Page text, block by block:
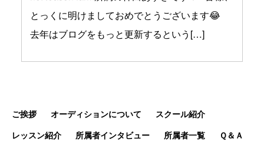
とっくに明けましておめでとうございます😂
去年はブログをもっと更新するという[…]
ご挨拶 オーディションについて
スクール紹介
レッスン紹介
所属者インタビュー 所属者一覧 Ｑ＆Ａ